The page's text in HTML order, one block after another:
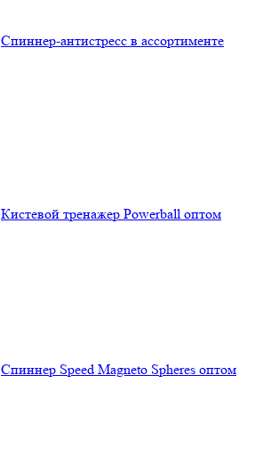
Спиннер-антистресс в ассортименте
Кистевой тренажер Powerball оптом
Спиннер Speed Magneto Spheres оптом